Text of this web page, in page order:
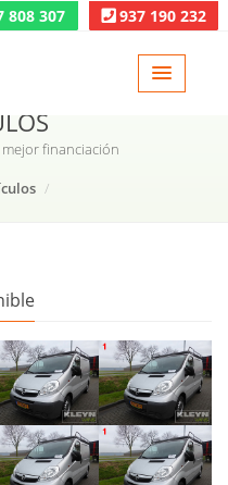
937 190 232
808 307
financiación